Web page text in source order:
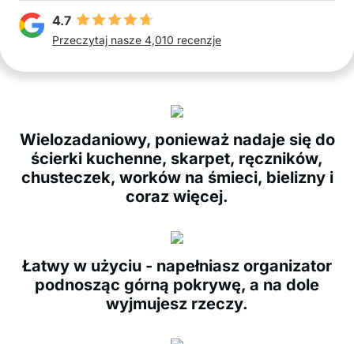
4.7
Przeczytaj nasze 4,010 recenzje
Wielozadaniowy, ponieważ nadaje się do
ścierki kuchenne, skarpet, ręczników,
chusteczek, worków na śmieci, bielizny i
coraz więcej.
Łatwy w użyciu - napełniasz organizator
podnosząc górną pokrywę, a na dole
wyjmujesz rzeczy.